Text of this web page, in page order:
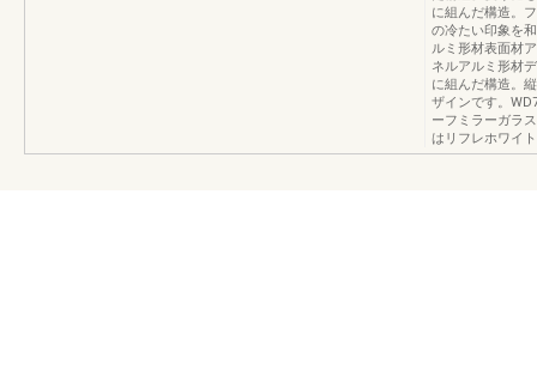
に組んだ構造。
の冷たい印象を
ルミ形材表面材
ネルアルミ形材
に組んだ構造。
ザインです。
ーフミラーガラ
はリフレホワイ